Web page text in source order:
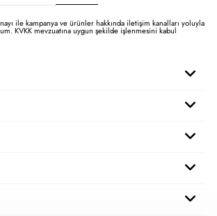
ile kampanya ve ürünler hakkında iletişim kanalları yoluyla
KVKK mevzuatına uygun şekilde işlenmesini kabul